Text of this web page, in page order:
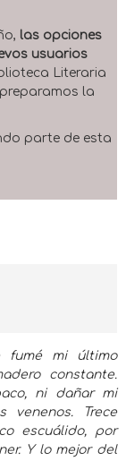
las opciones
usuarios
Literaria
la
parte de esta
fumé mi último
constante.
ni dañar mi
venenos. Trece
escuálido, por
Y lo mejor del